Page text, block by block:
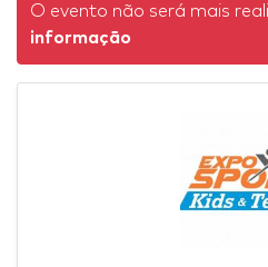
O evento não será mais
informação